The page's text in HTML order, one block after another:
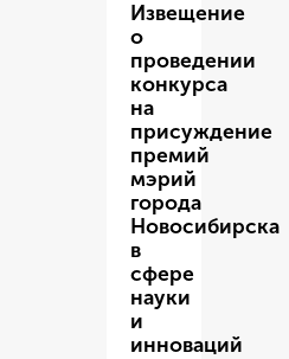
Извещение
о
проведении
конкурса
на
присуждение
премий
мэрий
города
Новосибирска
в
сфере
науки
и
инноваций